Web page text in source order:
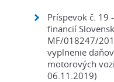
Príspevok č. 19
financií
MF/018247/
vyplnenie
motorových
06.11.2019)